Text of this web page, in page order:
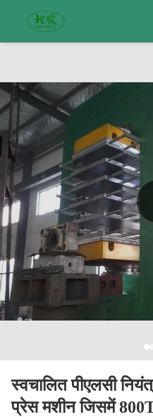
स्वचालित पीएलसी
प्रेस मशीन जिसमें